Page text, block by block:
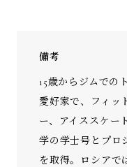
備考
15歳からジムでの
愛好家で、フィッ
ー、アイススケー
学の学士号とプロ
を取得。ロシアで